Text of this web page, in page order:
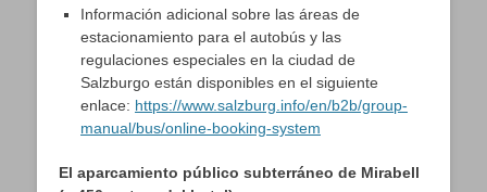
Información adicional sobre las áreas de
estacionamiento para el autobús y las
regulaciones especiales en la ciudad de
Salzburgo están disponibles en el siguiente
enlace: https://www.salzburg.info/en/b2b/group-
manual/bus/online-booking-system
El aparcamiento público subterráneo de Mirabell